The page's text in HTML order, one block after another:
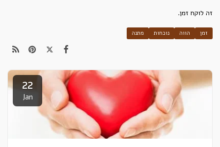
זה לוקח זמן.
זמן הווה נוכחות מתנה
22
Jan